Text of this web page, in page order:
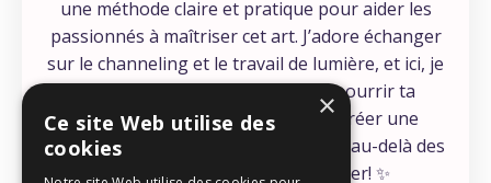
une méthode claire et pratique pour aider les
passionnés à maîtriser cet art. J’adore échanger
sur le channeling et le travail de lumière, et ici, je
partage mes découvertes pour nourrir ta
connexion spirituelle. Mon but? Créer une
communauté où ceux qui ressentent au-delà des
mots peuvent enfin se retrouver! ✨
×
Ce site Web utilise des
cookies